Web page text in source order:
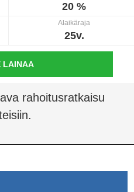
20 %
Alaikäraja
25v.
LAINAA
rahoitusratkaisu